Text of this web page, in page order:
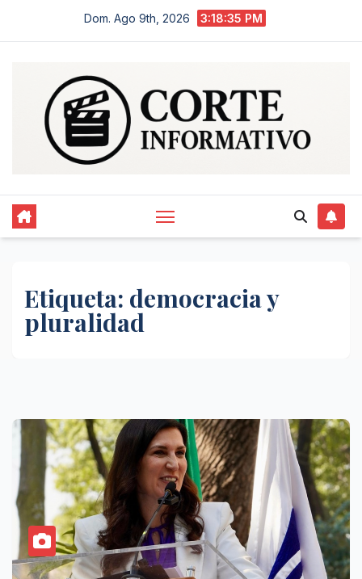
Dom. Ago 9th, 2026 3:18:35 PM
Etiqueta: democracia y
pluralidad